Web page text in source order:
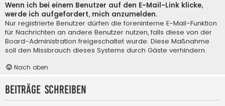
Wenn ich bei einem Benutzer auf den E-Mail-Link klicke,
werde ich aufgefordert, mich anzumelden.
Nur registrierte Benutzer dürfen die foreninterne E-Mail-Funktion
für Nachrichten an andere Benutzer nutzen, falls diese von der
Board-Administration freigeschaltet wurde. Diese Maßnahme
soll den Missbrauch dieses Systems durch Gäste verhindern.
Nach oben
Beiträge schreiben